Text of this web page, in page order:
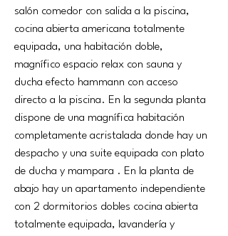
salón comedor con salida a la piscina,
cocina abierta americana totalmente
equipada, una habitación doble,
magnífico espacio relax con sauna y
ducha efecto hammann con acceso
directo a la piscina. En la segunda planta
dispone de una magnífica habitación
completamente acristalada donde hay un
despacho y una suite equipada con plato
de ducha y mampara . En la planta de
abajo hay un apartamento independiente
con 2 dormitorios dobles cocina abierta
totalmente equipada, lavandería y